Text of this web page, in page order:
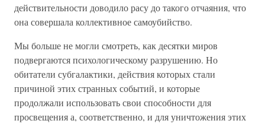
действительности доводило расу до такого отчаяния, что
она совершала коллективное самоубийство.
Мы больше не могли смотреть, как десятки миров
подвергаются психологическому разрушению. Но
обитатели субгалактики, действия которых стали
причиной этих странных событий, и которые
продолжали использовать свои способности для
просвещения а, соответственно, и для уничтожения этих